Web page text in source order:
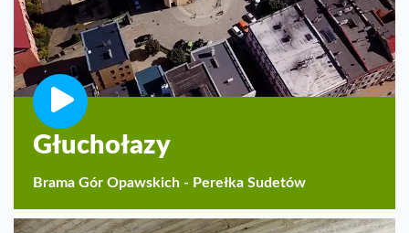
Głuchołazy
Brama Gór Opawskich - Perełka Sudetów